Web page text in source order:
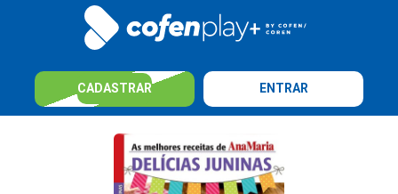
CADASTRAR ENTRAR